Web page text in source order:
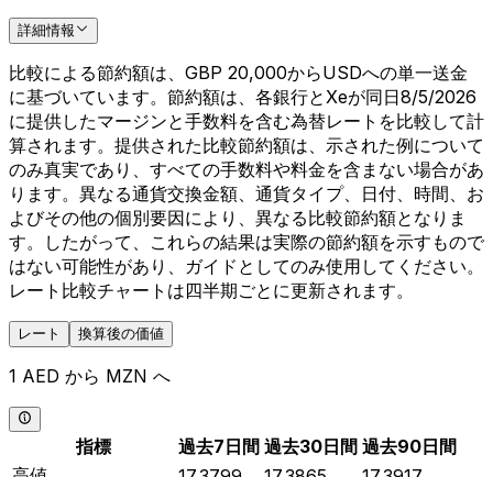
詳細情報
比較による節約額は、GBP 20,000からUSDへの単一送金
に基づいています。節約額は、各銀行とXeが同日8/5/2026
に提供したマージンと手数料を含む為替レートを比較して計
算されます。提供された比較節約額は、示された例について
のみ真実であり、すべての手数料や料金を含まない場合があ
ります。異なる通貨交換金額、通貨タイプ、日付、時間、お
よびその他の個別要因により、異なる比較節約額となりま
す。したがって、これらの結果は実際の節約額を示すもので
はない可能性があり、ガイドとしてのみ使用してください。
レート比較チャートは四半期ごとに更新されます。
レート 換算後の価値
1 AED から MZN へ
指標 過去7日間 過去30日間 過去90日間